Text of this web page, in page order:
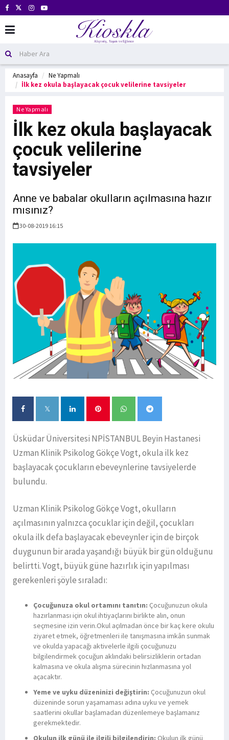
Anasayfa
Ne Yapmalı
İlk kez okula başlayacak çocuk velilerine tavsiyeler
Ne Yapmalı
İlk kez okula başlayacak
çocuk velilerine
tavsiyeler
Anne ve babalar okulların açılmasına hazır
mısınız?
30-08-2019 16:15
Üsküdar Üniversitesi NPİSTANBUL Beyin Hastanesi
Uzman Klinik Psikolog Gökçe Vogt, okula ilk kez
başlayacak çocukların ebeveynlerine tavsiyelerde
bulundu.
Uzman Klinik Psikolog Gökçe Vogt, okulların
açılmasının yalnızca çocuklar için değil, çocukları
okula ilk defa başlayacak ebeveynler için de birçok
duygunun bir arada yaşandığı büyük bir gün olduğunu
belirtti. Vogt, büyük güne hazırlık için yapılması
gerekenleri şöyle sıraladı:
Çocuğunuza okul ortamını tanıtın: Çocuğunuzun okula
hazırlanması için okul ihtiyaçlarını birlikte alın, onun
seçmesine izin verin.Okul açılmadan önce bir kaç kere okulu
ziyaret etmek, öğretmenleri ile tanışmasına imkân sunmak
ve okulda yapacağı aktivelerle ilgili çocuğunuzu
bilgilendirmek çocuğun aklındaki belirsizliklerin ortadan
kalmasına ve okula alışma sürecinin hızlanmasına yol
açacaktır.
Yeme ve uyku düzeninizi değiştirin: Çocuğunuzun okul
düzeninde sorun yaşamaması adına uyku ve yemek
saatlerini okullar başlamadan düzenlemeye başlamanız
gerekmektedir.
Okulun ilk günü ile ilgili bilgilendirin: Okulun ilk günü